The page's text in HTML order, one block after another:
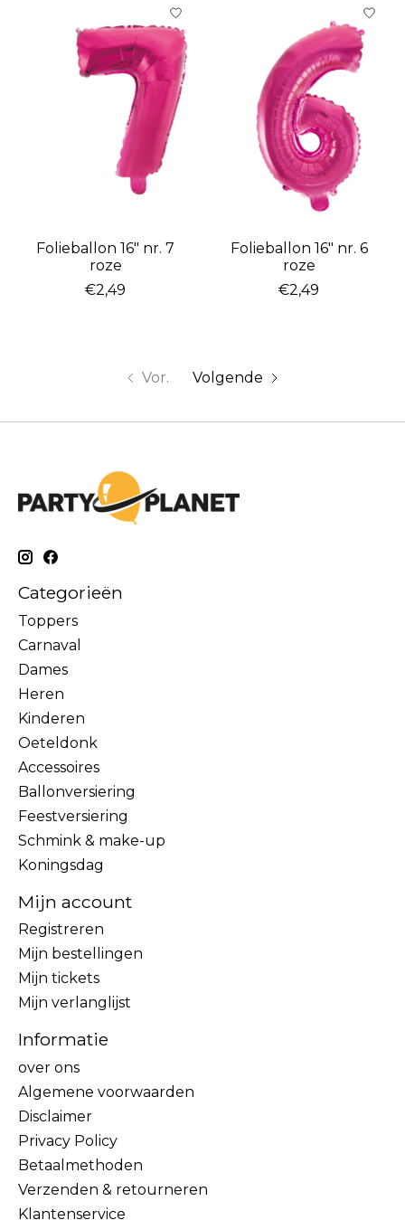
Folieballon 16″ nr. 7
roze
€2,49
Folieballon 16″ nr. 6
roze
€2,49
Vor. Volgende
Categorieën
Toppers
Carnaval
Dames
Heren
Kinderen
Oeteldonk
Accessoires
Ballonversiering
Feestversiering
Schmink & make-up
Koningsdag
Mijn account
Registreren
Mijn bestellingen
Mijn tickets
Mijn verlanglijst
Informatie
over ons
Algemene voorwaarden
Disclaimer
Privacy Policy
Betaalmethoden
Verzenden & retourneren
Klantenservice